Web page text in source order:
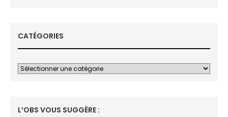
CATÉGORIES
L’OBS VOUS SUGGÈRE :